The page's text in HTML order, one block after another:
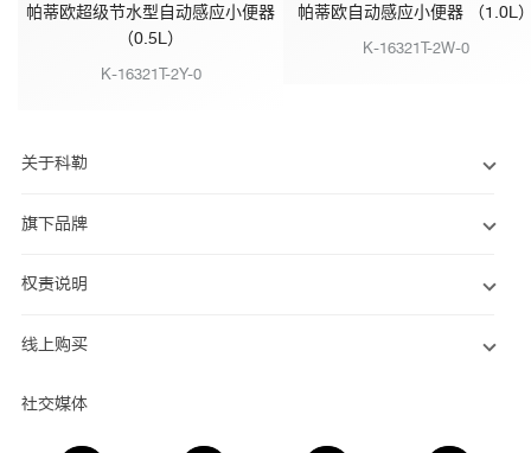
帕蒂欧超级节水型自动感应小便器
（0.5L）
K-16321T-2Y-0
帕蒂欧自动感应小便器 （1.0L
K-16321T-2W-0
关于科勒
旗下品牌
权责说明
线上购买
社交媒体